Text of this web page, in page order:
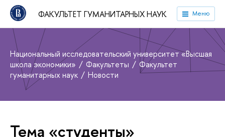
ФАКУЛЬТЕТ ГУМАНИТАРНЫХ НАУК Меню
Национальный исследовательский университет «Высшая
школа экономики»
Факультеты
Факультет
гуманитарных наук
Новости
Тема «студенты»